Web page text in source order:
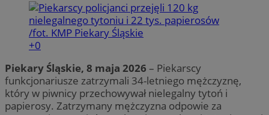
+0
Piekary Śląskie, 8 maja 2026 – Piekarscy
funkcjonariusze zatrzymali 34-letniego mężczyznę,
który w piwnicy przechowywał nielegalny tytoń i
papierosy. Zatrzymany mężczyzna odpowie za